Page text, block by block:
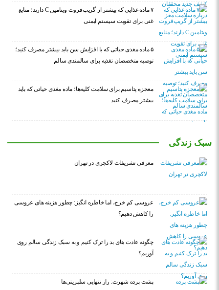
۷ ماده غذایی که بیشتر از گریپ‌فروت ویتامین C دارند؛ منابع
غنی برای تقویت سیستم ایمنی
۵ ماده مغذی حیاتی که با افزایش سن باید بیشتر مصرف کنید؛
توصیه متخصصان تغذیه برای سالمندی سالم
معجزه پتاسیم برای سلامت کلیه‌ها؛ ماده مغذی حیاتی که باید
بیشتر مصرف کنید
سبک زندگی
معرفی تشریفات لاکچری در تهران
عروسی کم خرج، اما خاطره انگیز: چطور هزینه های عروسی
را کاهش دهیم؟
چگونه عادت‌ های بد را ترک کنیم و به سبک زندگی سالم روی
آوریم؟
پشت پرده شهرت: راز تنهایی سلبریتی‌ها